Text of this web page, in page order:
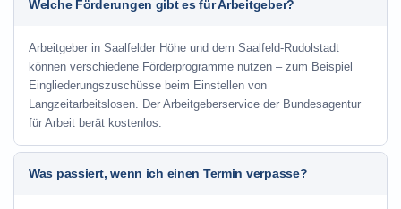
Welche Förderungen gibt es für Arbeitgeber?
Arbeitgeber in Saalfelder Höhe und dem Saalfeld-Rudolstadt
können verschiedene Förderprogramme nutzen – zum Beispiel
Eingliederungszuschüsse beim Einstellen von
Langzeitarbeitslosen. Der Arbeitgeberservice der Bundesagentur
für Arbeit berät kostenlos.
Was passiert, wenn ich einen Termin verpasse?